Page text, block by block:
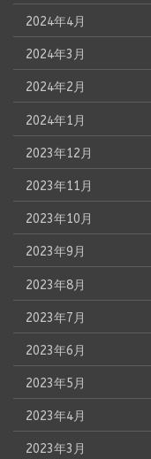
2024年4月
2024年3月
2024年2月
2024年1月
2023年12月
2023年11月
2023年10月
2023年9月
2023年8月
2023年7月
2023年6月
2023年5月
2023年4月
2023年3月